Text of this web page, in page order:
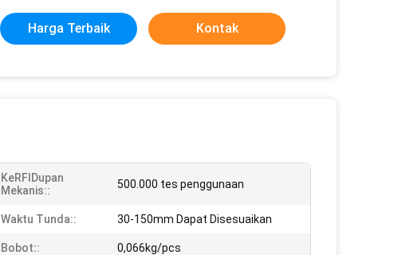
Harga Terbaik Kontak
KeRFIDupan
Mekanis::
500.000 tes penggunaan
Waktu Tunda:: 30-150mm Dapat Disesuaikan
Bobot:: 0,066kg/pcs